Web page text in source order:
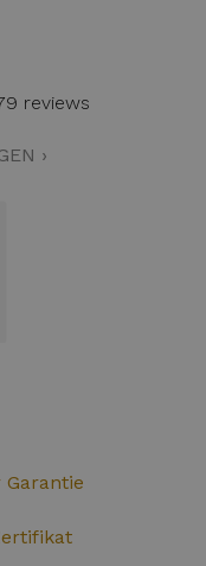
reviews
›
Garantie